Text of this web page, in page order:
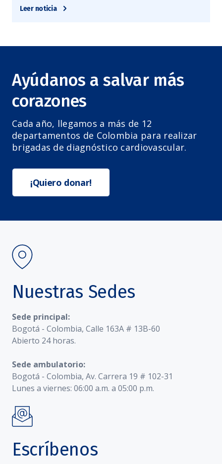
Leer noticia
Ayúdanos a salvar más
corazones
Cada año, llegamos a más de 12
departamentos de Colombia para realizar
brigadas de diagnóstico cardiovascular.
¡Quiero donar!
Nuestras Sedes
Sede principal:
Bogotá - Colombia, Calle 163A # 13B-60
Abierto 24 horas.
Sede ambulatorio:
Bogotá - Colombia, Av. Carrera 19 # 102-31
Lunes a viernes: 06:00 a.m. a 05:00 p.m.
Escríbenos